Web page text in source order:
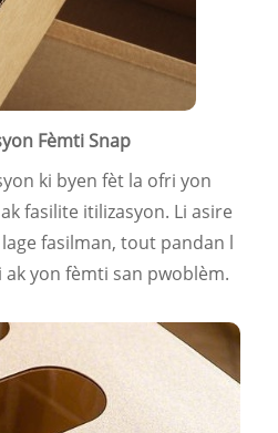
Fèmti Snap
ki byen fèt la ofri yon
fasilite itilizasyon. Li asire
fasilman, tout pandan l
yon fèmti san pwoblèm.